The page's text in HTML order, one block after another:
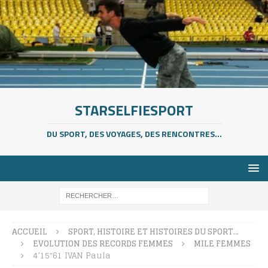
STARSELFIESPORT
DU SPORT, DES VOYAGES, DES RENCONTRES...
ACCUEIL
SPORT, HISTOIRE ET HISTOIRES DU SPORT…
EVOLUTION DES RECORDS FEMMES
MILE FEMMES
4’15″61 IVAN Paula